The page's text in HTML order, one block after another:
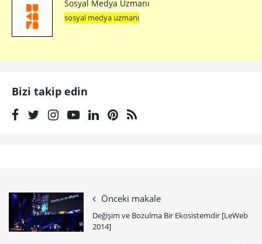
Sosyal Medya Uzmanı
sosyal medya uzmanı
Bizi takip edin
Önceki makale
Değişim ve Bozulma Bir Ekosistemdir [LeWeb
2014]